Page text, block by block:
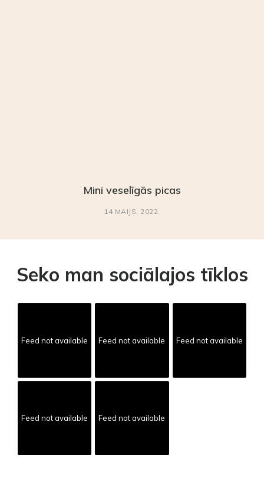
Mini veselīgās picas
14 MAIJS, 2022.
Seko man sociālajos tīklos
Feed not available Feed not available Feed not available
Feed not available Feed not available